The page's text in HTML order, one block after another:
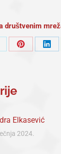
društvenim
Share
Elkasević
2024.